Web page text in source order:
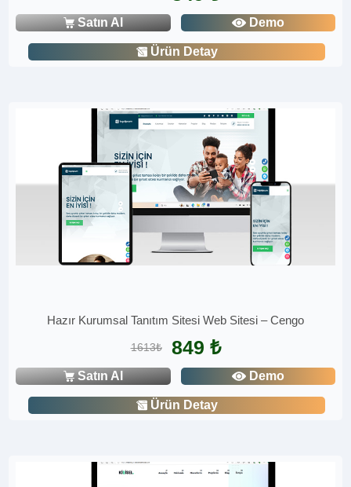
Satın Al Demo
Ürün Detay
Hazır Kurumsal Tanıtım Sitesi Web Sitesi – Cengo
1613₺ 849 ₺
Satın Al Demo
Ürün Detay